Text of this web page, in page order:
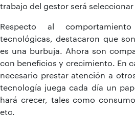
trabajo del gestor será seleccionar
Respecto al
tecnológicas, destacaron que
es una burbuja. Ahora son
con beneficios y crecimiento. En
necesario prestar atención a
tecnología juega cada día un
hará crecer, tales como
etc.